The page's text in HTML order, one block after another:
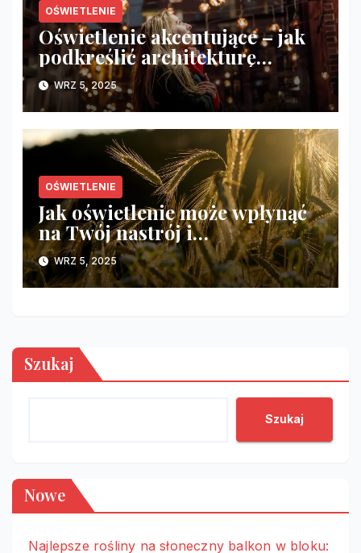
OŚWIETLENIE
Oświetlenie akcentujące – jak
podkreślić architekturę
wnętrza?
WRZ 5, 2025
OŚWIETLENIE
Jak oświetlenie może wpłynąć
na Twój nastrój i
samopoczucie?
WRZ 5, 2025
Szukaj
Szukaj
Nowe
Najlepsze rośliny na słoneczny balkon w bloku: